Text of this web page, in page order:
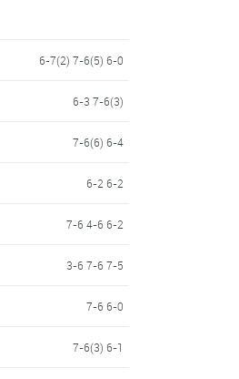
6-7(2) 7-6(5) 6-0
6-3 7-6(3)
7-6(6) 6-4
6-2 6-2
7-6 4-6 6-2
3-6 7-6 7-5
7-6 6-0
7-6(3) 6-1